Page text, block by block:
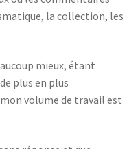
la collection, les
mieux, étant
plus en plus
volume de travail est